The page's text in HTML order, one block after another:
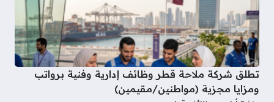
تطلق شركة ملاحة قطر وظائف إدارية وفنية برواتب
ومزايا مجزية (مواطنين/مقيمين)